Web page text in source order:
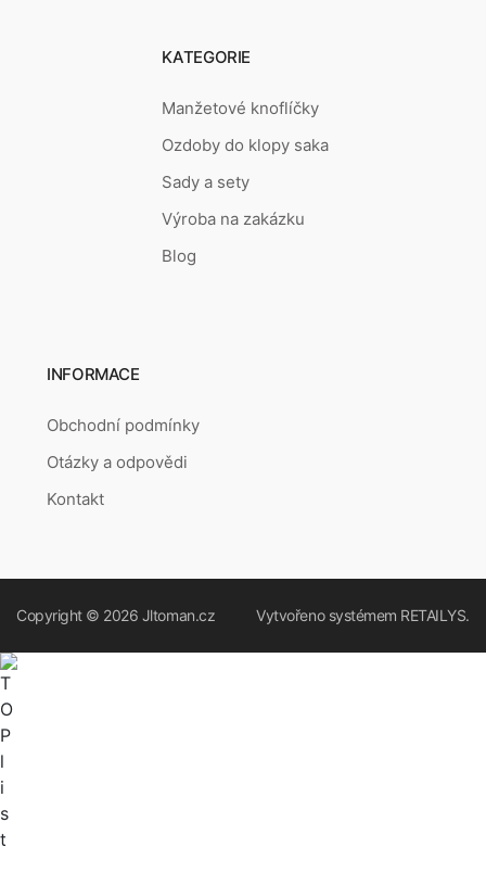
KATEGORIE
Manžetové knoflíčky
Ozdoby do klopy saka
Sady a sety
Výroba na zakázku
Blog
INFORMACE
Obchodní podmínky
Otázky a odpovědi
Kontakt
Copyright © 2026 Jltoman.cz Vytvořeno systémem RETAILYS.